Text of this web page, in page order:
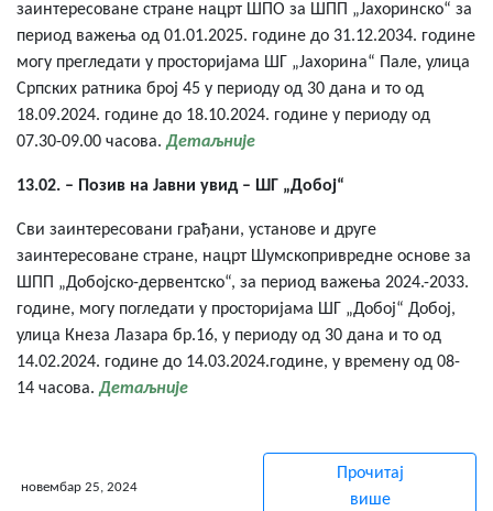
заинтересоване стране нацрт ШПО за ШПП „Јахоринско“ за
период важења од 01.01.2025. године до 31.12.2034. године
могу прегледати у просторијама ШГ „Јахорина“ Пале, улица
Српских ратника број 45 у периоду од 30 дана и то од
18.09.2024. године до 18.10.2024. године у периоду од
07.30-09.00 часова. Детаљније
13.02. – Позив на Јавни увид – ШГ „Добој“
Сви заинтересовани грађани, установе и друге
заинтересоване стране, нацрт Шумскопривредне основе за
ШПП „Добојско-дервентско“, за период важења 2024.-2033.
године, могу погледати у просторијама ШГ „Добој“ Добој,
улица Кнеза Лазара бр.16, у периоду од 30 дана и то од
14.02.2024. године до 14.03.2024.године, у времену од 08-
14 часова. Детаљније
новембар 25, 2024
Прочитај
више